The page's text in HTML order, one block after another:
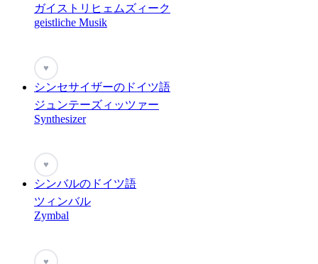
ガイストリヒェムズィーク
geistliche Musik
♥
シンセサイザーのドイツ語
ジュンテーズィッツァー
Synthesizer
♥
シンバルのドイツ語
ツィンバル
Zymbal
♥